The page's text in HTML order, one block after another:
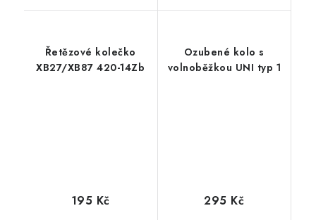
Řetězové kolečko
XB27/XB87 420-14Zb
195 Kč
Ozubené kolo s
volnoběžkou UNI typ 1
295 Kč